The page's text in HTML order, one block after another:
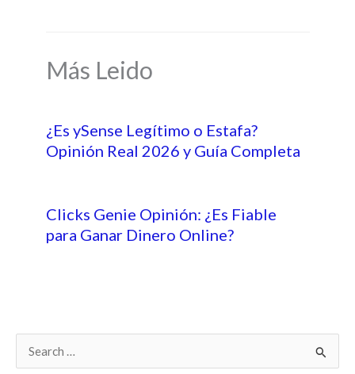
Más Leido
¿Es ySense Legítimo o Estafa?
Opinión Real 2026 y Guía Completa
Clicks Genie Opinión: ¿Es Fiable
para Ganar Dinero Online?